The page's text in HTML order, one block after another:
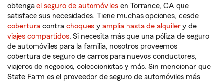
obtenga el seguro de automóviles en Torrance, CA que
satisface sus necesidades. Tiene muchas opciones, desde
cobertura contra choques y amplia hasta de alquiler y de
viajes compartidos. Si necesita más que una póliza de seguro
de automóviles para la familia, nosotros proveemos
cobertura de seguro de carros para nuevos conductores,
viajeros de negocios, coleccionistas y más. Sin mencionar que
State Farm es el proveedor de seguro de automóviles más